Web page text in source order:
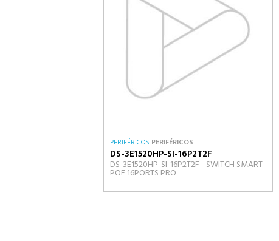
PERIFÉRICOS PERIFÉRICOS
DS-3E1520HP-SI-16P2T2F
DS-3E1520HP-SI-16P2T2F - SWITCH SMART
POE 16PORTS PRO